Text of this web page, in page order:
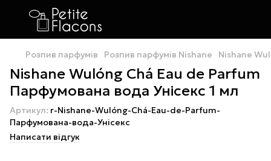
Розпив парфумів Розпив парфумів Nishane Nishane
Nishane Wulóng Chá Eau de Parfum
Парфумована вода Унісекс 1 мл
Артикул: r-Nishane-Wulóng-Chá-Eau-de-Parfum-
Парфумована-вода-Унісекс
Написати відгук